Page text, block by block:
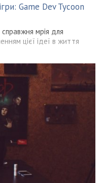
Game Dev Tycoon
мрія для
цієї ідеї в життя